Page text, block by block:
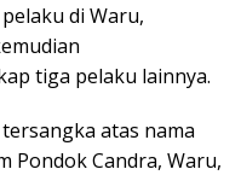
di Waru,
tiga pelaku lainnya.
atas nama
Pondok Candra, Waru,